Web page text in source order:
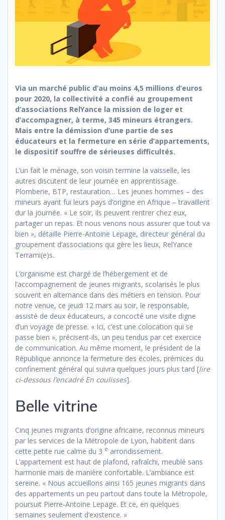
Via un marché public d’au moins 4,5 millions d’euros
pour 2020, la collectivité a confié au groupement
d’associations RelYance la mission de loger et
d’accompagner, à terme, 345 mineurs étrangers.
Mais entre la démission d’une partie de ses
éducateurs et la fermeture en série d’appartements,
le dispositif souffre de sérieuses difficultés.
L’un fait le ménage, son voisin termine la vaisselle, les
autres discutent de leur journée en apprentissage.
Plomberie, BTP, restauration… Les jeunes hommes – des
mineurs ayant fui leurs pays d’origine en Afrique – travaillent
dur la journée. « Le soir, ils peuvent rentrer chez eux,
partager un repas. Et nous venons nous assurer que tout va
bien », détaille Pierre‐Antoine Lepage, directeur général du
groupement d’associations qui gère les lieux, RelYance
Terrami(e)s.
L’organisme est chargé de l’hébergement et de
l’accompagnement de jeunes migrants, scolarisés le plus
souvent en alternance dans des métiers en tension. Pour
notre venue, ce jeudi 12 mars au soir, le responsable,
assisté de deux éducateurs, a concocté une visite digne
d’un voyage de presse. « Ici, c’est une colocation qui se
passe bien », précisent‐ils, un peu tendus par cet exercice
de communication. Au même moment, le président de la
République annonce la fermeture des écoles, prémices du
confinement général qui suivra quelques jours plus tard [lire
ci‐dessous l’encadré En coulisses].
Belle vitrine
Cinq jeunes migrants d’origine africaine, reconnus mineurs
par les services de la Métropole de Lyon, habitent dans
cette petite rue calme du 3 e arrondissement.
L’appartement est haut de plafond, rafraîchi, meublé sans
harmonie mais de manière confortable. L’ambiance est
sereine. « Nous accueillons ainsi 165 jeunes migrants dans
des appartements un peu partout dans toute la Métropole,
poursuit Pierre‐Antoine Lepage. Et ce, en quelques
semaines seulement d’existence. »